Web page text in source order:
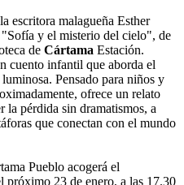
escritora malagueña Esther
y el misterio del cielo", de
de Cártama Estación.
cuento infantil que aborda el
Pensado para niños y
ofrece un relato
la pérdida sin dramatismos, a
que conectan con el mundo
Pueblo acogerá el
próximo 23 de enero, a las 17.30